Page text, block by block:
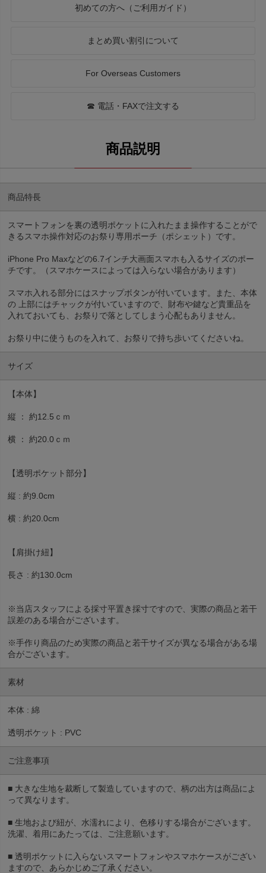
初めての方へ（ご利用ガイド）
まとめ買い割引について
For Overseas Customers
☎ 電話・FAXで注文する
商品特長
スマートフォンを裏の透明ポケットに入れたまま操作することがで
きるスマホ操作対応のお祭り専用ポーチ（ポシェット）です。
iPhone Pro Maxなどの6.7インチ大画面スマホも入るサイズのポー
チです。（スマホケースによっては入らない場合があります）
スマホ入れる部分にはスナップボタンが付いています。また、本体
の 上部にはチャックが付いていますので、財布や鍵など貴重品を
入れておいても、お祭りで落としてしまう心配もありません。
お祭り中に使うものを入れて、お祭りで持ち歩いてくださいね。
サイズ
【本体】
縦 ： 約12.5ｃｍ
横 ： 約20.0ｃｍ
【透明ポケット部分】
縦 : 約9.0cm
横 : 約20.0cm
【肩掛け紐】
長さ : 約130.0cm
※当店スタッフによる採寸平置き採寸ですので、実際の商品と若干
誤差のある場合がございます。
※手作り商品のため実際の商品と若干サイズが異なる場合がある場
合がございます。
素材
本体 : 綿
透明ポケット : PVC
ご注意事項
■ 大きな生地を裁断して製造していますので、柄の出方は商品によ
って異なります。
■ 生地および紐が、水濡れにより、色移りする場合がございます。
洗濯、着用にあたっては、ご注意願います。
■ 透明ポケットに入らないスマートフォンやスマホケースがござい
ますので、あらかじめご了承ください。